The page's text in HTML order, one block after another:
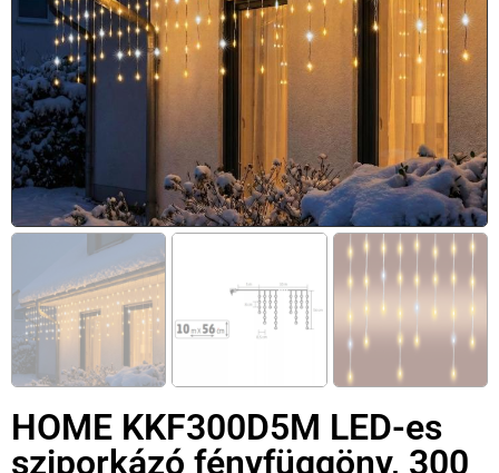
HOME KKF300D5M LED-es
sziporkázó fényfüggöny, 300